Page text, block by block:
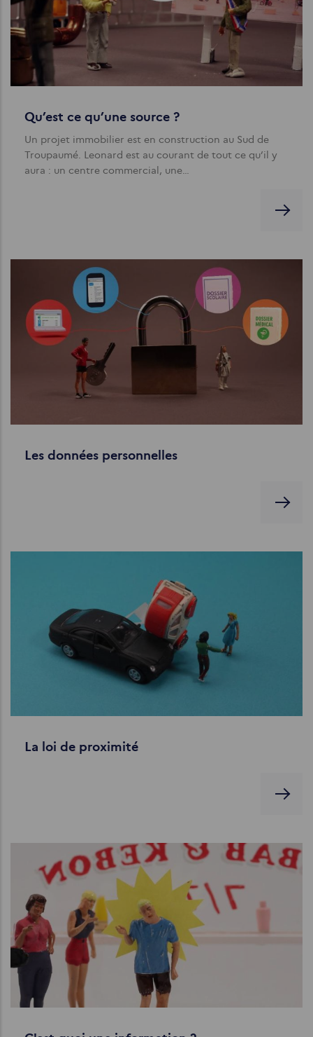
Qu’est ce qu’une source ?
Un projet immobilier est en construction au Sud de
Troupaumé. Leonard est au courant de tout ce qu’il y
aura : un centre commercial, une…
Les données personnelles
La loi de proximité